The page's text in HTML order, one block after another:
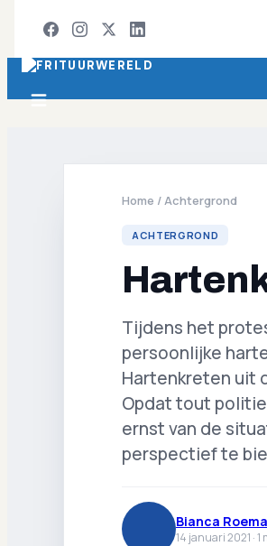
Home /Achtergrond
ACHTERGROND
Tijdens het
persoonlijke
Hartenkreten uit
Opdat tout
ernst van de
perspectief te
Bianca
14 januari 2021 ·1